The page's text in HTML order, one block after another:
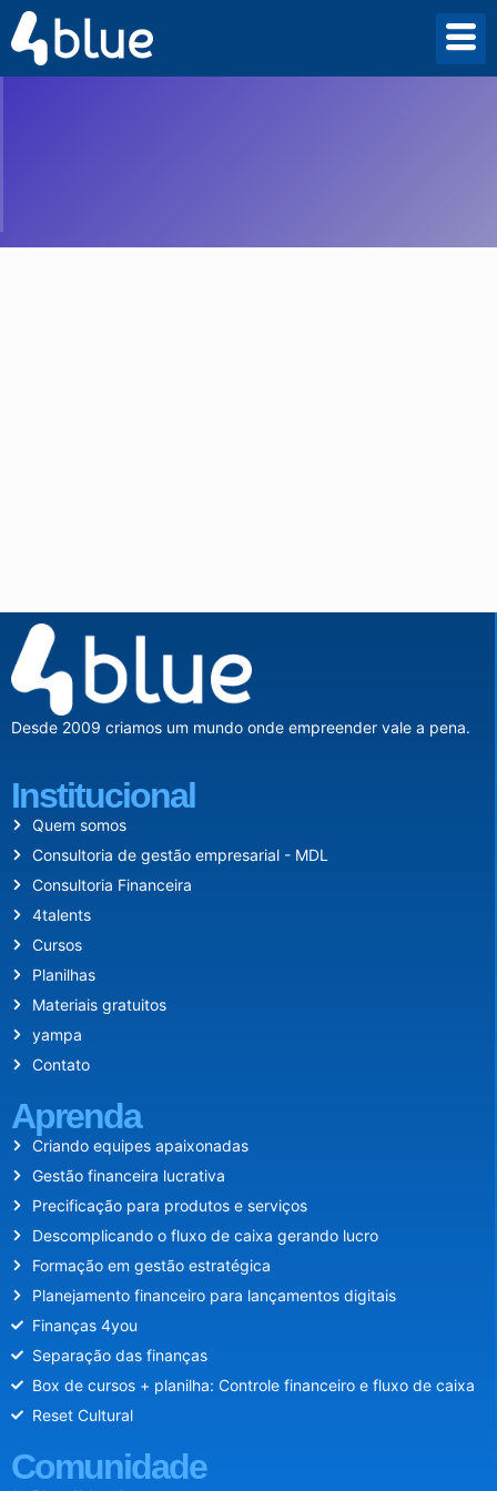
Desde 2009 criamos um mundo onde empreender vale a pena.
Institucional
Quem somos
Consultoria de gestão empresarial - MDL
Consultoria Financeira
4talents
Cursos
Planilhas
Materiais gratuitos
yampa
Contato
Aprenda
Criando equipes apaixonadas
Gestão financeira lucrativa
Precificação para produtos e serviços
Descomplicando o fluxo de caixa gerando lucro
Formação em gestão estratégica
Planejamento financeiro para lançamentos digitais
Finanças 4you
Separação das finanças
Box de cursos + planilha: Controle financeiro e fluxo de caixa
Reset Cultural
Comunidade